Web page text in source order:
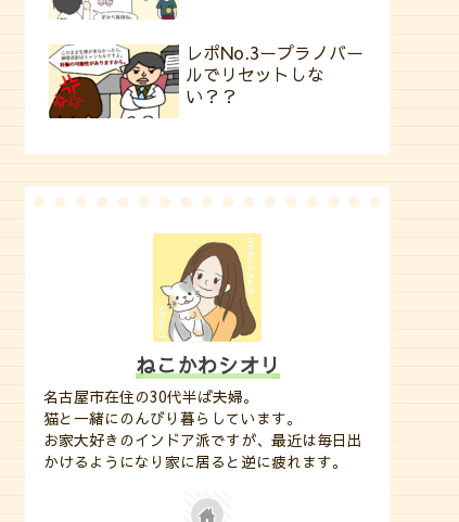
レポNo.3ープラノバー
ルでリセットしな
い？？
ねこかわシオリ
名古屋市在住の30代半ば夫婦。
猫と一緒にのんびり暮らしています。
お家大好きのインドア派ですが、最近は毎日出
かけるようになり家に居ると逆に疲れます。